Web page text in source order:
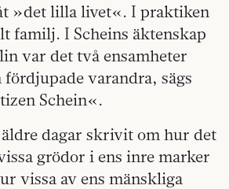
»det lilla livet«. I praktiken
familj. I Scheins äktenskap
var det två ensamheter
fördjupade varandra, sägs
Schein«.
äldre dagar skrivit om hur det
grödor i ens inre marker
vissa av ens mänskliga